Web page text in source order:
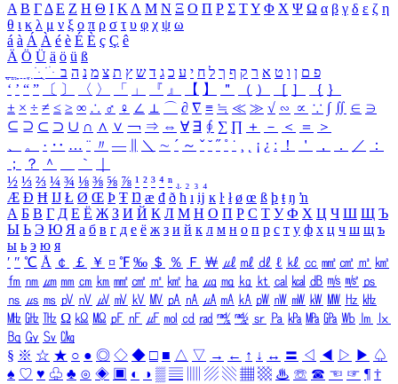
Α Β ΓΔ Ε Ζ Η Θ Ι ΚΛ Μ Ν Ξ Ο Π Ρ Σ ΤΥ Φ Χ Ψ Ω α β γ δ ε ζ η
θ ι κ λ μ ν ξ ο π ρ σ τ υ φ χ ψ ω
á à Á À é è É È ç Ç ê
Ä Ö Ü ä ö ü ß
ִֶֹ ֻּ ׁׂ פ ם ן ו ט א ר ק ף ך ל ח י ע כ ג ד ש ץ ת צ מ נ ה ב
‘ ’ “ ” 〔 〕 〈 〉 「 」 『 』 【 】 ＂ （ ） ［ ］ ｛ ｝
± × ÷ ≠ ≤ ≥ ∞ ∴ ♂ ♀ ∠ ⊥ ⌒ ∂ ∇ ≡ ≒ ≪ ≫ √ ∽ ∝ ∵ ∫ ∬ ∈ ∋
⊆ ⊇ ⊂ ⊃ ∪ ∩ ∧ ∨ ￢ ⇒ ⇔ ∀ ∃ ∮ ∑ ∏ ＋ － ＜ ＝
＞
、
。 · ‥ … ¨ 〃 ― ＼ ∼ ´ ～ ˇ ˘ ˝ ˚ ˙ ¸ ¡ ¿ ː ！ ＇ ， ． ／
：
；
？ ＾ ｀
½ ⅓ ⅔ ¼ ¾ ⅛ ⅜ ⅝ ⅞ ¹ ² ³ ⁴ ⁿ ₁ ₂ ₃ ₄
Æ Ð Ħ Ĳ Ł Ø Œ Þ Ŧ Ŋ æ đ ð ħ ı ĳ ĸ ŀ ł ø œ ß þ ŧ ŋ ŉ
А Б В Г Д Е Ё Ж З И Й К Л М Н О П Р С Т У Ф Х Ц Ч Ш Щ Ъ
Ы Ь Э Ю Я а б в г д е ё ж з и й к л м н о п р с т у ф х ц ч ш щ ъ
ы ь э ю я
′ ″ ℃ Å ￠ ￡ ￥ ¤ ℉ ‰ ＄ ％ Ｆ ￦ ㎕ ㎖ ㎗ ℓ ㎘ ㏄ ㎣ ㎤ ㎥ ㎦
㎙ ㎚ ㎛ ㎜ ㎝ ㎞ ㎟ ㎠ ㎡ ㎢ ㏊ ㎍ ㎎ ㎏ ㏏ ㎈ ㎉ ㏈ ㎧ ㎨ ㎰
㎱ ㎲ ㎳ ㎴ ㎵ ㎶ ㎷ ㎸ ㎹ ㎀ ㎁ ㎂ ㎃ ㎄ ㎺ ㎻ ㎽ ㎾ ㎿ ㎐ ㎑
㎒ ㎓ ㎔ Ω ㏀ ㏁ ㎊ ㎋ ㎌ ㏖ ㏅ ㎭ ㎮ ㎯ ㏛ ㎩ ㎪ ㎫ ㎬ ㏝ ㏐
㏓
㏃ ㏉ ㏜ ㏆
§ ※ ☆ ★ ○ ● ◎ ◇ ◆ □ ■ △ ▽ → ← ↑ ↓ ↔ 〓 ◁ ◀ ▷ ▶ ♤
♠ ♡ ♥ ♧ ♣ ⊙ ◈ ▣ ◐ ◑ ▒ ▤ ▨ ▧ ▦ ▩ ♨ ☏ ☎ ☜ ☞ ¶ †